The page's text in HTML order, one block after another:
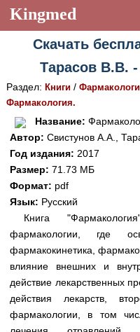
Kingmed
Учебный материал
Видеогалерея 899
Фотогалерея
Истории болезней
Лекции и презентации
Аккредитационные
Методические
Научно-популярное
Статьи
Новости
Медицинская
Пароль
Восстановить пароль
Регистрация
Скачать
Тарасов В.В.
Раздел: Книги/
Фармакология.
Название:
Автор: Свистунов А.А.,
Год издания: 2017
Размер: 71.73 МБ
Формат: pdf
Язык: Русский
Книга
фармакологии, где
фармакокинетика,
влияние внешних и
действие лекарственных
действия лекарств,
фармакологии, в том